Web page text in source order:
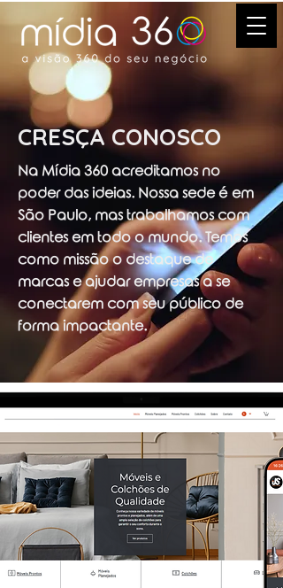
CRESÇA CONOSCO
Na Mídia 360 acreditamos no
poder das ideias. Nossa sede é em
São Paulo, mas trabalhamos com
clientes em todo o mundo. Temos
como missão o destaque de
marcas e ajudar empresas a se
conectarem com seu público de
forma impactante.